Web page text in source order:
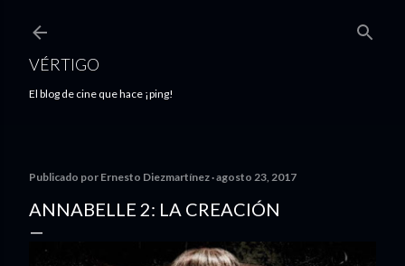
VÉRTIGO
El blog de cine que hace ¡ping!
Publicado por Ernesto Diezmartínez agosto 23, 2017
ANNABELLE 2: LA CREACIÓN